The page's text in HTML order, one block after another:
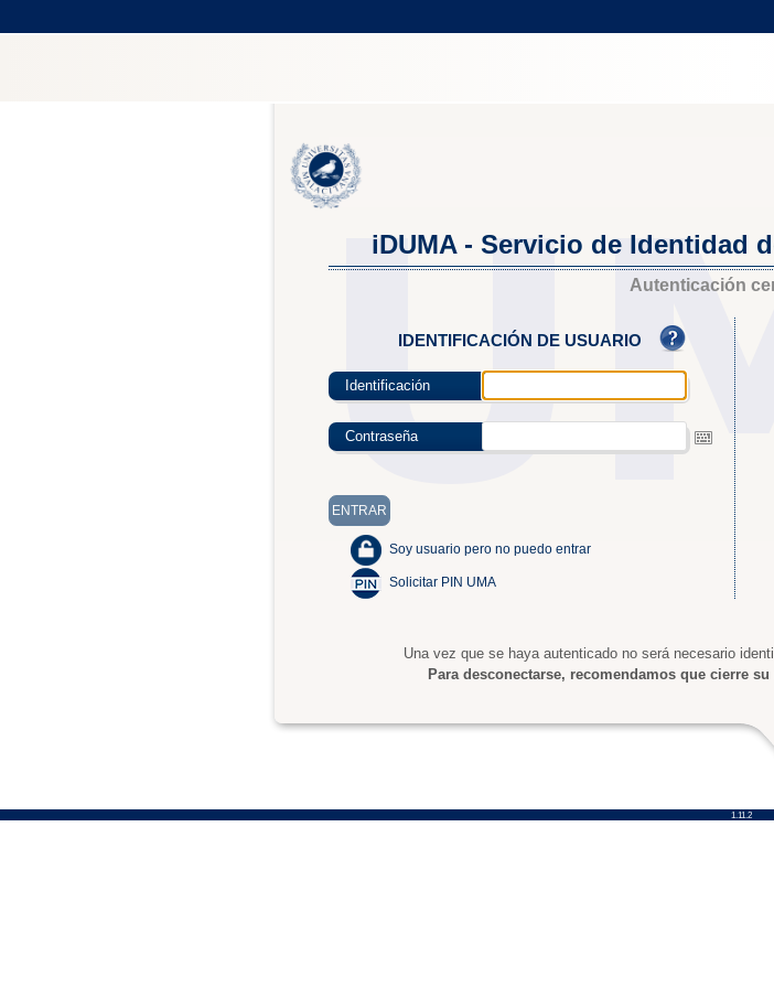
iDUMA - Servicio de Identidad
Autenticación
IDENTIFICACIÓN DE USUARIO
Identificación
Contraseña
Soy usuario pero no puedo entrar
Solicitar PIN UMA
Una vez que se haya autenticado no será necesario
Para desconectarse, recomendamos que cierre
1.11.2